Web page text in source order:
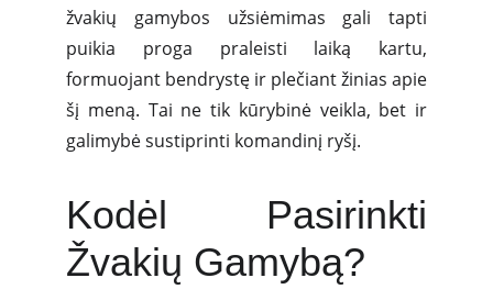
žvakių gamybos užsiėmimas gali tapti
puikia proga praleisti laiką kartu,
formuojant bendrystę ir plečiant žinias apie
šį meną. Tai ne tik kūrybinė veikla, bet ir
galimybė sustiprinti komandinį ryšį.
Kodėl Pasirinkti
Žvakių Gamybą?